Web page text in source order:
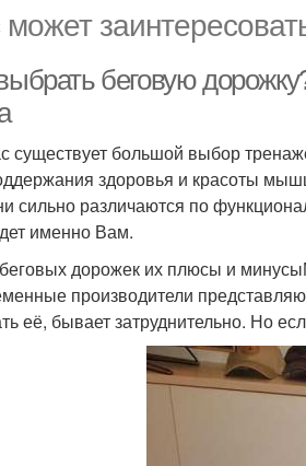
беговую
существует большой выбор
здоровья и красоты
сильно различаются по
именно Вам.
дорожек их плюсы и
производители
её, бывает затруднительно. Но